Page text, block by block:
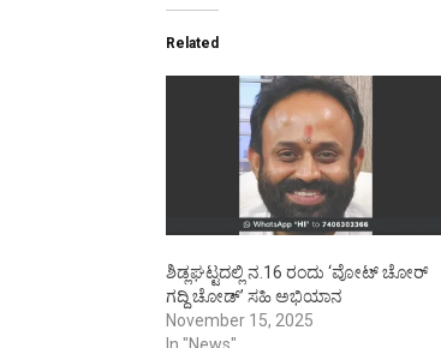
Related
ಶಿಡ್ಲಘಟ್ಟದಲ್ಲಿ ನ.16 ರಂದು ‘ವೋಟ್ ಚೋರ್
ಗದ್ದಿ ಚೋಡ್’ ಸಹಿ ಅಭಿಯಾನ
November 15, 2025